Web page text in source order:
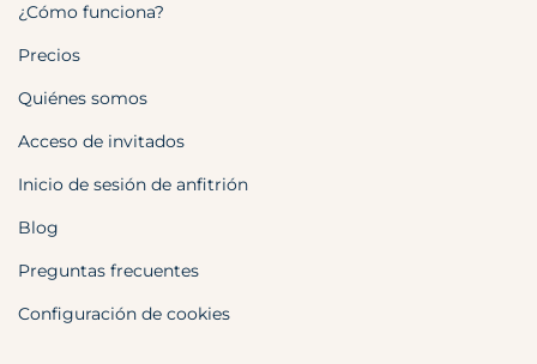
¿Cómo funciona?
Precios
Quiénes somos
Acceso de invitados
Inicio de sesión de anfitrión
Blog
Preguntas frecuentes
Configuración de cookies